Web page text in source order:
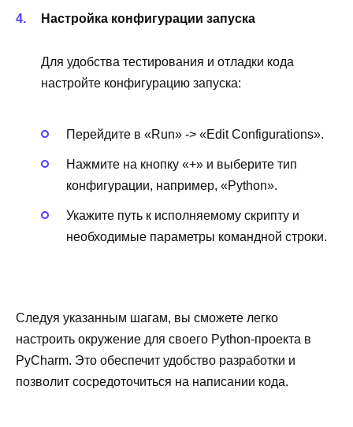
Настройка конфигурации запуска
Для удобства тестирования и отладки кода
настройте конфигурацию запуска:
Перейдите в «Run» -> «Edit Configurations».
Нажмите на кнопку «+» и выберите тип
конфигурации, например, «Python».
Укажите путь к исполняемому скрипту и
необходимые параметры командной строки.
Следуя указанным шагам, вы сможете легко
настроить окружение для своего Python-проекта в
PyCharm. Это обеспечит удобство разработки и
позволит сосредоточиться на написании кода.